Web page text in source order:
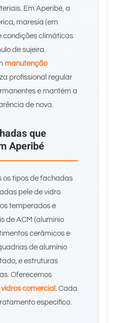
Em Aperibé, a
maresia (em
condições climáticas
de sujeira.
manutenção
profissional regular
e mantém a
de nova.
que
Aperibé
os tipos de fachadas
pele de vidro
temperados e
de ACM (alumínio
cerâmicos e
de alumínio
e estruturas
Oferecemos
vidros comercial . Cada
específico.